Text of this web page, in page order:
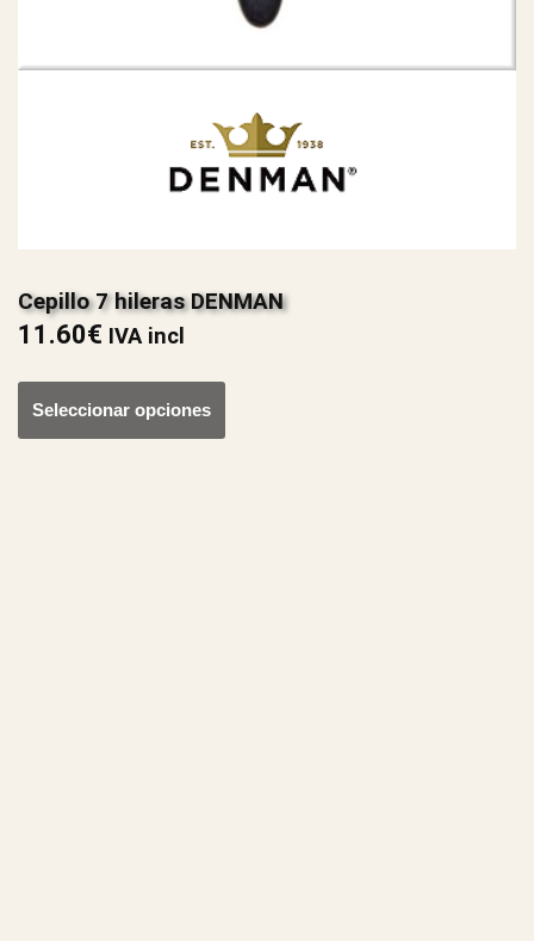
Cepillo 7 hileras DENMAN
11.60€ IVA incl
Seleccionar opciones